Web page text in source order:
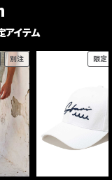
アイテム
別注 限定